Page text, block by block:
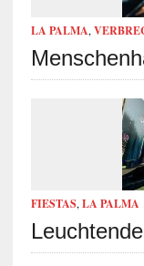
LA PALMA,
FIESTAS, LA PALMA